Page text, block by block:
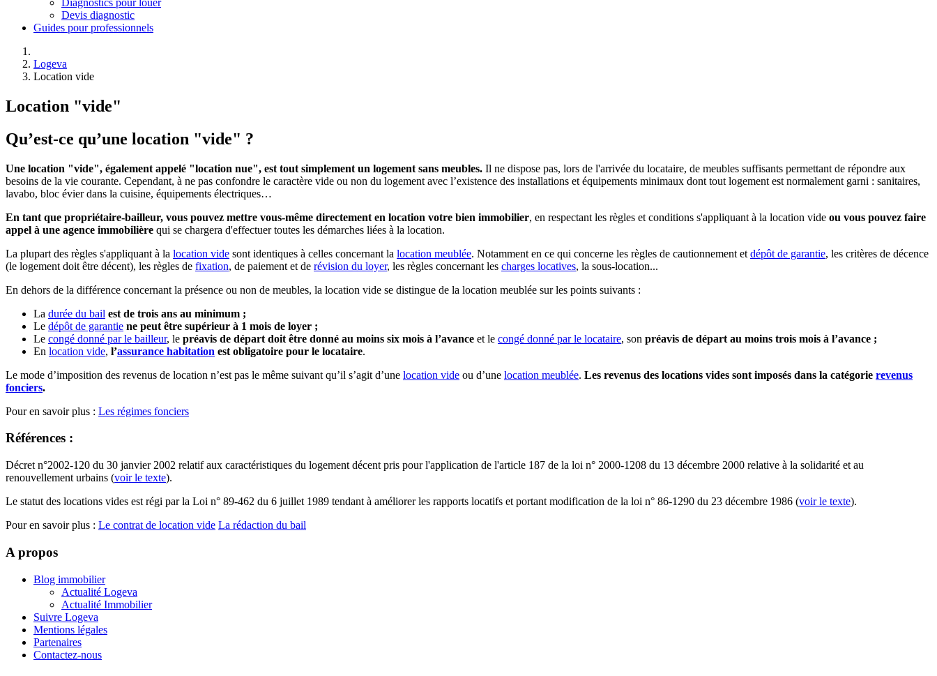
Diagnostics pour louer
Devis diagnostic
Guides pour professionnels
Logeva
Location vide
Location "vide"
Qu’est-ce qu’une location "vide" ?
Une location "vide", également appelé "location nue", est tout simplement un logement sans meubles. Il ne dispose pas, lors de l'arrivée du locataire, de meubles suffisants permettant de répondre aux
besoins de la vie courante. Cependant, à ne pas confondre le caractère vide ou non du logement avec l’existence des installations et équipements minimaux dont tout logement est normalement garni : sanitaires,
lavabo, bloc évier dans la cuisine, équipements électriques…
En tant que propriétaire-bailleur, vous pouvez mettre vous-même directement en location votre bien immobilier, en respectant les règles et conditions s'appliquant à la location vide ou vous pouvez faire
appel à une agence immobilière qui se chargera d'effectuer toutes les démarches liées à la location.
La plupart des règles s'appliquant à la location vide sont identiques à celles concernant la location meublée. Notamment en ce qui concerne les règles de cautionnement et dépôt de garantie, les critères de décence
(le logement doit être décent), les règles de fixation, de paiement et de révision du loyer, les règles concernant les charges locatives, la sous-location...
En dehors de la différence concernant la présence ou non de meubles, la location vide se distingue de la location meublée sur les points suivants :
La durée du bail est de trois ans au minimum ;
Le dépôt de garantie ne peut être supérieur à 1 mois de loyer ;
Le congé donné par le bailleur, le préavis de départ doit être donné au moins six mois à l’avance et le congé donné par le locataire, son préavis de départ au moins trois mois à l’avance ;
En location vide, l’assurance habitation est obligatoire pour le locataire.
Le mode d’imposition des revenus de location n’est pas le même suivant qu’il s’agit d’une location vide ou d’une location meublée. Les revenus des locations vides sont imposés dans la catégorie revenus
fonciers.
Pour en savoir plus : Les régimes fonciers
Références :
Décret n°2002-120 du 30 janvier 2002 relatif aux caractéristiques du logement décent pris pour l'application de l'article 187 de la loi n° 2000-1208 du 13 décembre 2000 relative à la solidarité et au
renouvellement urbains (voir le texte).
Le statut des locations vides est régi par la Loi n° 89-462 du 6 juillet 1989 tendant à améliorer les rapports locatifs et portant modification de la loi n° 86-1290 du 23 décembre 1986 (voir le texte).
Pour en savoir plus : Le contrat de location vide La rédaction du bail
A propos
Blog immobilier
Actualité Logeva
Actualité Immobilier
Suivre Logeva
Mentions légales
Partenaires
Contactez-nous